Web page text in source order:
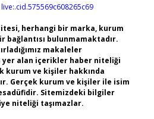
live:.cid.575569c608265c69
herhangi bir marka, kurum
bağlantısı bulunmamaktadır.
makaleler
yer alan içerikler haber niteliği
kurum ve kişiler hakkında
Gerçek kurum ve kişiler ile isim
Sitemizdeki bilgiler
niteliği taşımazlar.